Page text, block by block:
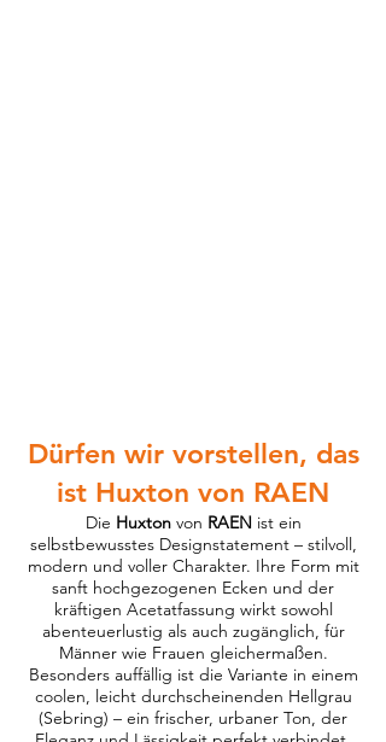
Dürfen wir vorstellen, das
ist Huxton von RAEN
Die Huxtonvon RAENist ein
selbstbewusstes Designstatement – stilvoll,
modern und voller Charakter. Ihre Form mit
sanft hochgezogenen Ecken und der
kräftigen Acetatfassung wirkt sowohl
abenteuerlustig als auch zugänglich, für
Männer wie Frauen gleichermaßen.
Besonders auffällig ist die Variante in einem
coolen, leicht durchscheinenden Hellgrau
(Sebring) – ein frischer, urbaner Ton, der